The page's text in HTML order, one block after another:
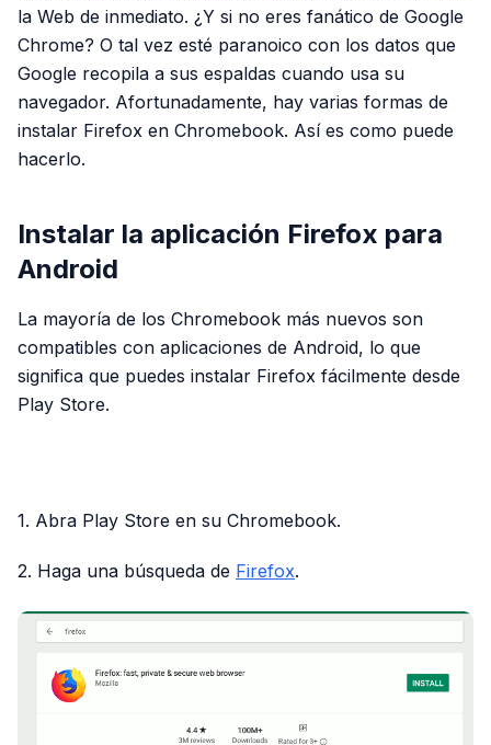
la Web de inmediato. ¿Y si no eres fanático de Google
Chrome? O tal vez esté paranoico con los datos que
Google recopila a sus espaldas cuando usa su
navegador. Afortunadamente, hay varias formas de
instalar Firefox en Chromebook. Así es como puede
hacerlo.
Instalar la aplicación Firefox para
Android
La mayoría de los Chromebook más nuevos son
compatibles con aplicaciones de Android, lo que
significa que puedes instalar Firefox fácilmente desde
Play Store.
1. Abra Play Store en su Chromebook.
2. Haga una búsqueda de Firefox.